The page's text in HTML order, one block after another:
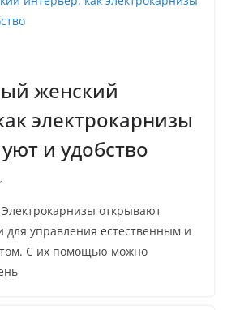
женский
электрокарнизы
и удобство
открывают
для управления естественным и
С их помощью можно